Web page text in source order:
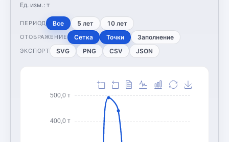
Ед. изм.: т
ПЕРИОД Все 5 лет 10 лет
ОТОБРАЖЕНИЕ Сетка Точки Заполнение
ЭКСПОРТ SVG PNG CSV JSON
400,0 т
500,0 т